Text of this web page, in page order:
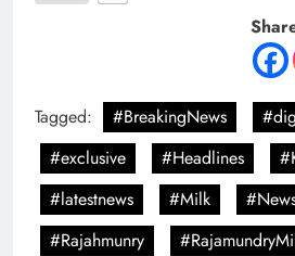
Tagged: #BreakingNews
#exclusive
#Headlines
#latestnews
#Milk
#Rajahmunry